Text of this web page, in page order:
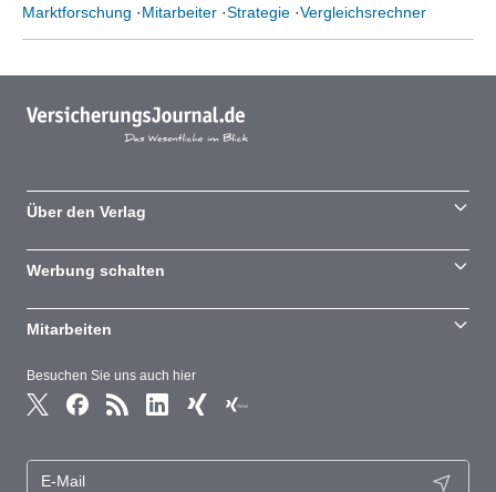
Marktforschung ·Mitarbeiter ·Strategie ·Vergleichsrechner
Besuchen Sie uns auch hier
Über den Verlag
Werbung schalten
Mitarbeiten